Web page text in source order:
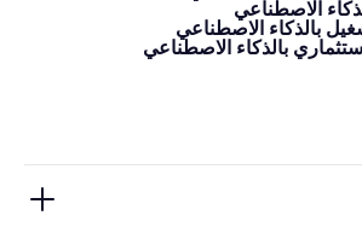
الاصطناعي
بالذكاء الاصطناعي
بالذكاء الاصطناعي